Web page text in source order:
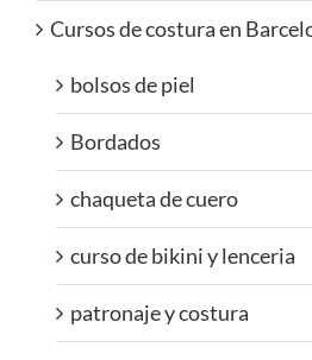
Cursos de costura en
bolsos de piel
Bordados
chaqueta de cuero
curso de bikini y lenceria
patronaje y costura